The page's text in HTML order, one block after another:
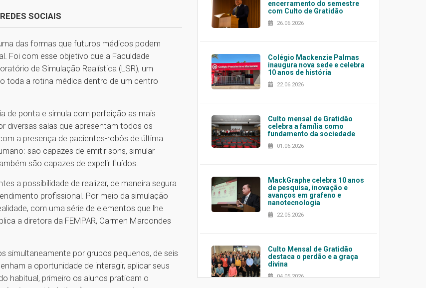
SOCIAIS
das formas que futuros médicos podem
Foi com esse objetivo que a Faculdade
de Simulação Realística (LSR), um
toda a rotina médica dentro de um centro
de ponta e simula com perfeição as mais
diversas salas que apresentam todos os
a presença de pacientes-robôs de última
são capazes de emitir sons, simular
são capazes de expelir fluídos.
a possibilidade de realizar, de maneira segura
profissional. Por meio da simulação
com uma série de elementos que lhe
a diretora da FEMPAR, Carmen Marcondes
simultaneamente por grupos pequenos, de seis
a oportunidade de interagir, aplicar seus
habitual, primeiro os alunos praticam o
encerramento do semestre
com Culto de Gratidão
26.06.2026
Colégio Mackenzie Palmas
inaugura nova sede e celebra
10 anos de história
22.06.2026
Culto mensal de Gratidão
celebra a família como
fundamento da sociedade
01.06.2026
MackGraphe celebra 10 anos
de pesquisa, inovação e
avanços em grafeno e
nanotecnologia
22.05.2026
Culto Mensal de Gratidão
destaca o perdão e a graça
divina
04.05.2026